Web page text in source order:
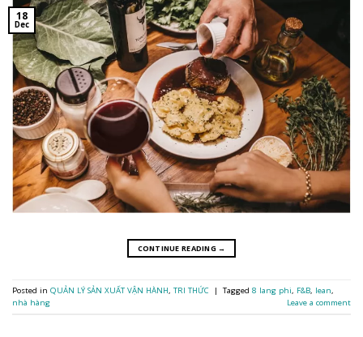
18
Dec
CONTINUE READING →
Posted in QUẢN LÝ SẢN XUẤT VẬN HÀNH, TRI THỨC | Tagged 8 lang phi, F&B, lean,
nhà hàng
Leave a comment